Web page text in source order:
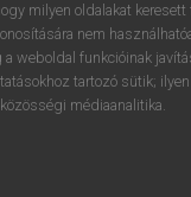
milyen oldalakat keresett
nem
weboldal funkcióinak
tartozó sütik;
médiaanalitika.
j k l é
n m , .